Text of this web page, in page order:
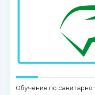
Обучение по